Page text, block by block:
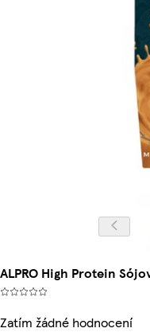
ALPRO High Protein
Zatím žádné hodnocení